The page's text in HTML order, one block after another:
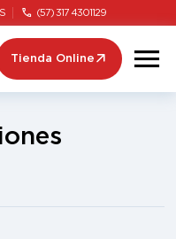
(57) 317 4301129
Tienda Online